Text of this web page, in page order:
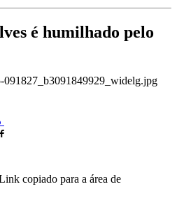
é humilhado pelo
copiado para a área de